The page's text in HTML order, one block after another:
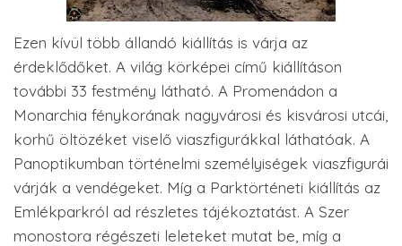
Ezen kívül több állandó kiállítás is várja az
érdeklődőket. A világ körképei című kiállításon
további 33 festmény látható. A Promenádon a
Monarchia fénykorának nagyvárosi és kisvárosi utcái,
korhű öltözéket viselő viaszfigurákkal láthatóak. A
Panoptikumban történelmi személyiségek viaszfigurái
várják a vendégeket. Míg a Parktörténeti kiállítás az
Emlékparkról ad részletes tájékoztatást. A Szer
monostora régészeti leleteket mutat be, míg a